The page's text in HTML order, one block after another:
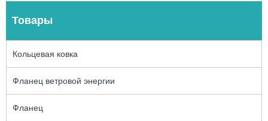
Товары
Кольцевая ковка
Фланец ветровой энергии
Фланец